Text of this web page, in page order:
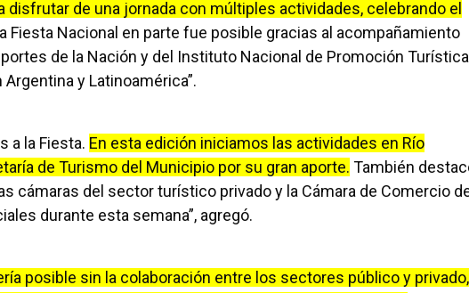
de una jornada con múltiples actividades, celebrando el
Fiesta Nacional en parte fue posible gracias al acompañamiento
de la Nación y del Instituto Nacional de Promoción Turística
y Latinoamérica”.
a la Fiesta. En esta edición iniciamos las actividades en Río
de Turismo del Municipio por su gran aporte. También
cámaras del sector turístico privado y la Cámara de Comercio
durante esta semana”, agregó.
posible sin la colaboración entre los sectores público y privado,